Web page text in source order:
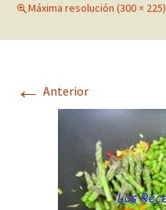
Máxima resolución (300 × 225)
← Anterior